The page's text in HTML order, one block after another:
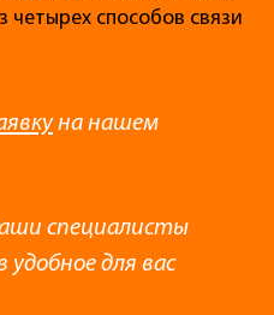
четырех способов связи
на нашем
специалисты
удобное для вас